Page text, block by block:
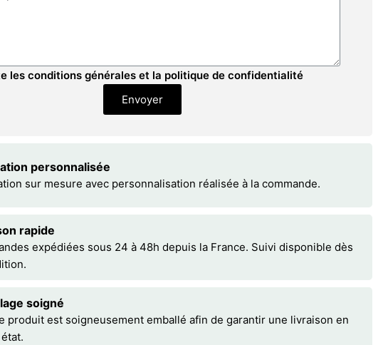
les conditions générales et la politique de confidentialité
Envoyer
personnalisée
sur mesure avec personnalisation réalisée à la commande.
rapide
expédiées sous 24 à 48h depuis la France. Suivi disponible dès
soigné
produit est soigneusement emballé afin de garantir une livraison en